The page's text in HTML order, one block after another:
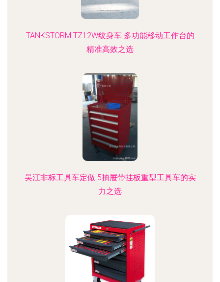
TANKSTORM TZ12W纹身车 多功能移动工作台的
精准高效之选
吴江非标工具车定做 5抽屉带挂板重型工具车的实
力之选